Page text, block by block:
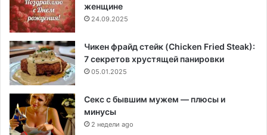
женщине
24.09.2025
Чикен фрайд стейк (Chicken Fried Steak):
7 секретов хрустящей панировки
05.01.2025
Секс с бывшим мужем — плюсы и
минусы
2 недели ago